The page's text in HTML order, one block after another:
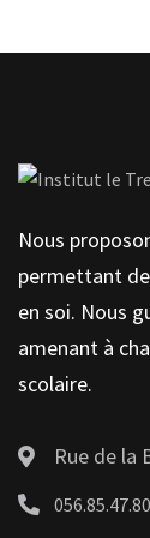
Nous
permettant
en soi. Nous
amenant à
scolaire.
Rue de la
056.85.47.80